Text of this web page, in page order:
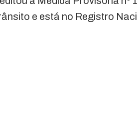
e está no Registro